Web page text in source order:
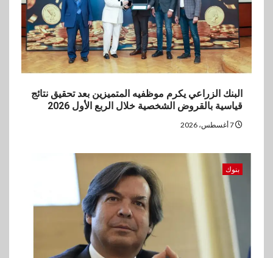
العروض المجانية
البنك الزراعي يكرم موظفيه المتميزين بعد تحقيق نتائج
قياسية بالقروض الشخصية خلال الربع الأول 2026
بنوك